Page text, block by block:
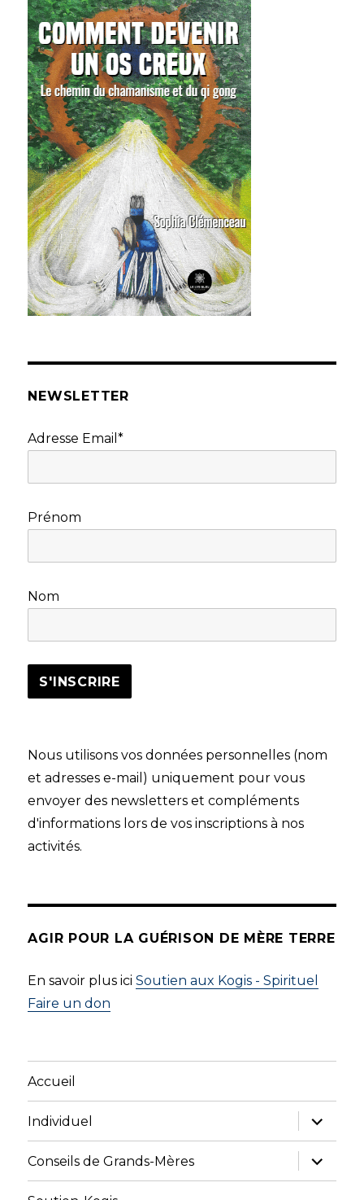
NEWSLETTER
Adresse Email*
Prénom
Nom
Nous utilisons vos données personnelles (nom
et adresses e-mail) uniquement pour vous
envoyer des newsletters et compléments
d'informations lors de vos inscriptions à nos
activités.
AGIR POUR LA GUÉRISON DE MÈRE TERRE
En savoir plus iciSoutien aux Kogis - Spirituel
Faire un don
Accueil
Individuel
ouvrir
le
sous-
menu
Conseils de Grands-Mères
ouvrir
le
sous-